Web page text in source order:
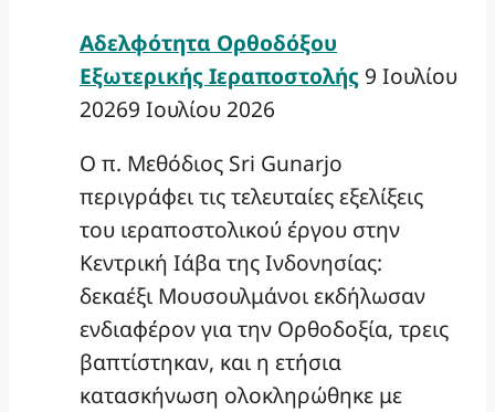
Αδελφότητα Ορθοδόξου
Εξωτερικής Ιεραποστολής 9 Ιουλίου
20269 Ιουλίου 2026
Ο π. Μεθόδιος Sri Gunarjo
περιγράφει τις τελευταίες εξελίξεις
του ιεραποστολικού έργου στην
Κεντρική Ιάβα της Ινδονησίας:
δεκαέξι Μουσουλμάνοι εκδήλωσαν
ενδιαφέρον για την Ορθοδοξία, τρεις
βαπτίστηκαν, και η ετήσια
κατασκήνωση ολοκληρώθηκε με